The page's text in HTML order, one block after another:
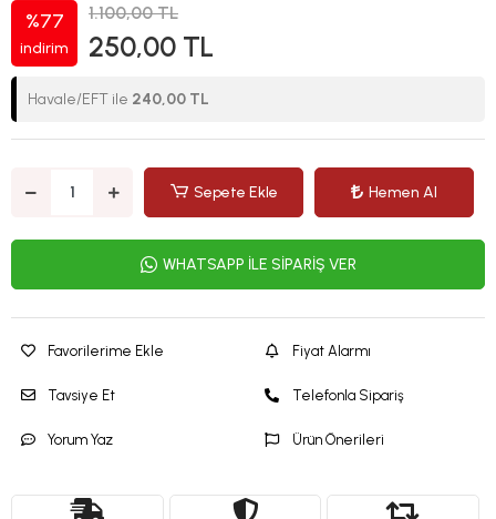
%77
indirim
1.100,00 TL
250,00 TL
Havale/EFT ile 240,00 TL
Sepete Ekle Hemen Al
WHATSAPP İLE SİPARİŞ VER
Favorilerime Ekle
Tavsiye Et
Yorum Yaz
Fiyat Alarmı
Telefonla Sipariş
Ürün Önerileri